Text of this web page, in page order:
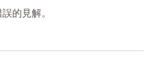
的見解。